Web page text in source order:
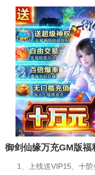
御剑仙缘万充GM版福
1、上线送VIP15、十